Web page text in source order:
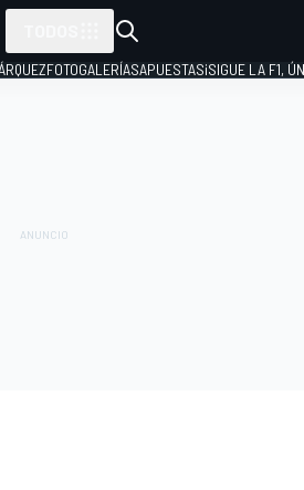
FOTOGALERÍASAPUESTAS¡SIGUE LA F1,